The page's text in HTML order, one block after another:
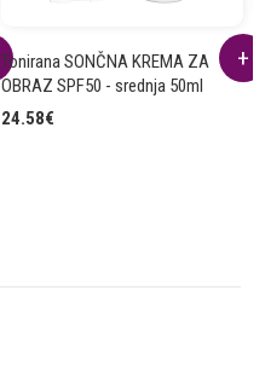
Tonirana SONČNA KREMA ZA
OBRAZ SPF50 - srednja 50ml
24.58€